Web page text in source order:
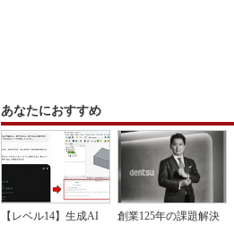
あなたにおすすめ
【レベル14】生成AI
創業125年の課題解決